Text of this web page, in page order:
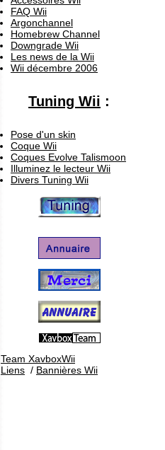
FAQ Wii
Argonchannel
Homebrew Channel
Downgrade Wii
Les news de la Wii
Wii décembre 2006
Tuning Wii :
Pose d'un skin
Coque Wii
Coques Evolve Talismoon
Illuminez le lecteur Wii
Divers Tuning Wii
Team XavboxWii
Liens / Bannières Wii